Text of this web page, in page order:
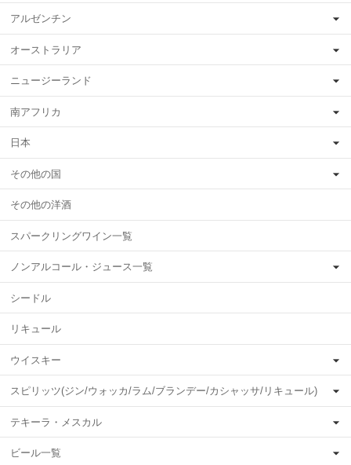
アルゼンチン
オーストラリア
ニュージーランド
南アフリカ
日本
その他の国
その他の洋酒
スパークリングワイン一覧
ノンアルコール・ジュース一覧
シードル
リキュール
ウイスキー
スピリッツ(ジン/ウォッカ/ラム/ブランデー/カシャッサ/リキュール)
テキーラ・メスカル
ビール一覧